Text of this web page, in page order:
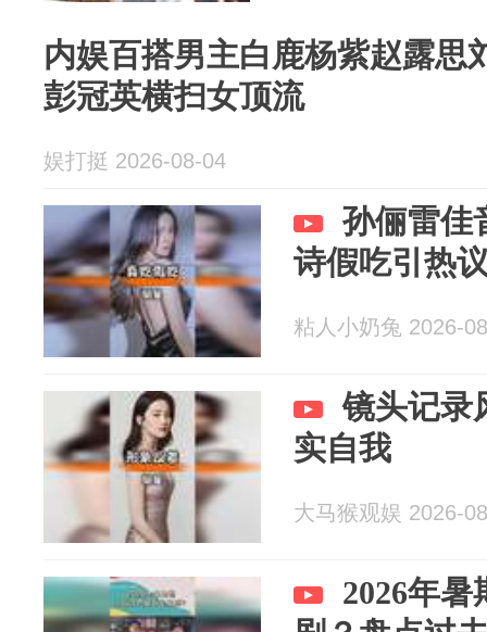
内娱百搭男主白鹿杨紫赵露思
彭冠英横扫女顶流
娱打挺 2026-08-04
孙俪雷佳
诗假吃引热
粘人小奶兔 2026-
镜头记录
实自我
大马猴观娱 2026-
2026年